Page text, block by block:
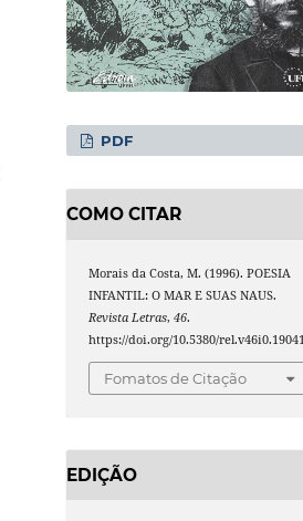
PDF
COMO CITAR
Morais da Costa, M. (1996). POESIA
INFANTIL: O MAR E SUAS NAUS.
Revista Letras,46.
https://doi.org/10.5380/rel.v46i0.19041
Fomatos de Citação
EDIÇÃO